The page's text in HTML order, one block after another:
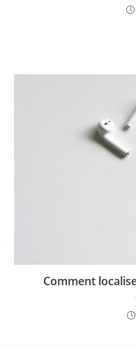
Comment